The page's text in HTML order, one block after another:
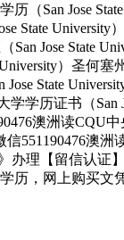
历（San Jose
State University
San Jose State
）圣何塞
State
学学历证书（San
澳洲读CQU
551190476澳
办理【留信认证
历，网上购买文